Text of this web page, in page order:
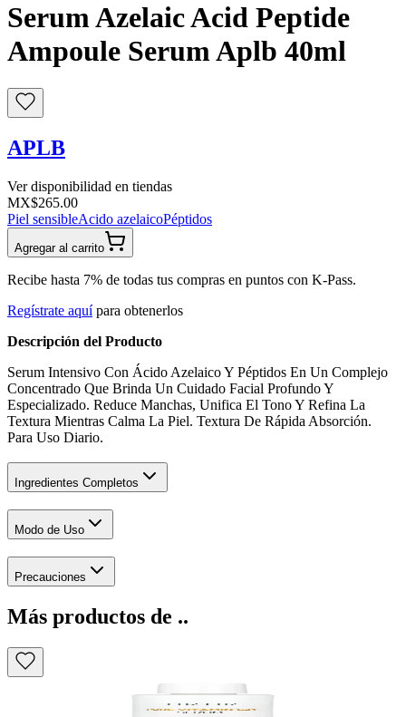
Serum Azelaic Acid Peptide
Ampoule Serum Aplb 40ml
APLB
Ver disponibilidad en tiendas
MX$265.00
Piel sensibleAcido azelaicoPéptidos
Agregar al carrito
Recibe hasta 7% de todas tus compras en puntos con K-Pass.
Regístrate aquí para obtenerlos
Descripción del Producto
Serum Intensivo Con Ácido Azelaico Y Péptidos En Un Complejo
Concentrado Que Brinda Un Cuidado Facial Profundo Y
Especializado. Reduce Manchas, Unifica El Tono Y Refina La
Textura Mientras Calma La Piel. Textura De Rápida Absorción.
Para Uso Diario.
Ingredientes Completos
Modo de Uso
Precauciones
Más productos de ..